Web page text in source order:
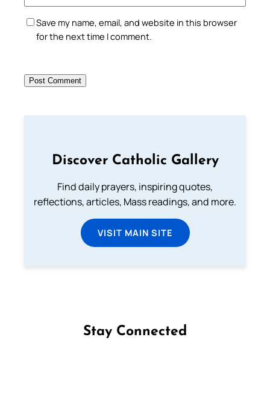
Save my name, email, and website in this browser
for the next time I comment.
Discover Catholic Gallery
Find daily prayers, inspiring quotes,
reflections, articles, Mass readings, and more.
VISIT MAIN SITE
Stay Connected